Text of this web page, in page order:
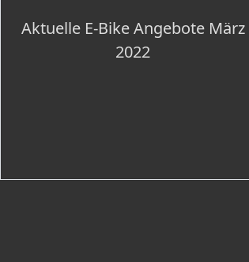
Aktuelle E-Bike Angebote März
2022